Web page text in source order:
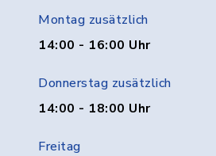
Montag zusätzlich
14:00 - 16:00 Uhr
Donnerstag zusätzlich
14:00 - 18:00 Uhr
Freitag